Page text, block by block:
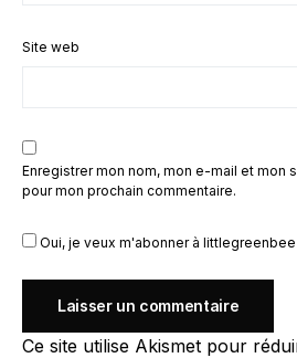
Site web
Enregistrer mon nom, mon e-mail et mon
pour mon prochain commentaire.
Oui, je veux m'abonner à littlegreenbee
Ce site utilise Akismet pour